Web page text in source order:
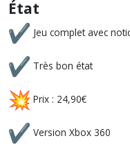
État
Jeu complet avec
Très bon état
Prix : 24,90€
Version Xbox 360